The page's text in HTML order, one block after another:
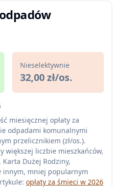
Nieselektywnie
32,00 zł/os.
miesięcznej opłaty za
odpadami komunalnymi
przelicznikiem (zł/os.).
większej liczbie mieszkańców,
Dużej Rodziny,
innym, mniej popularnym
opłaty za śmieci w 2026